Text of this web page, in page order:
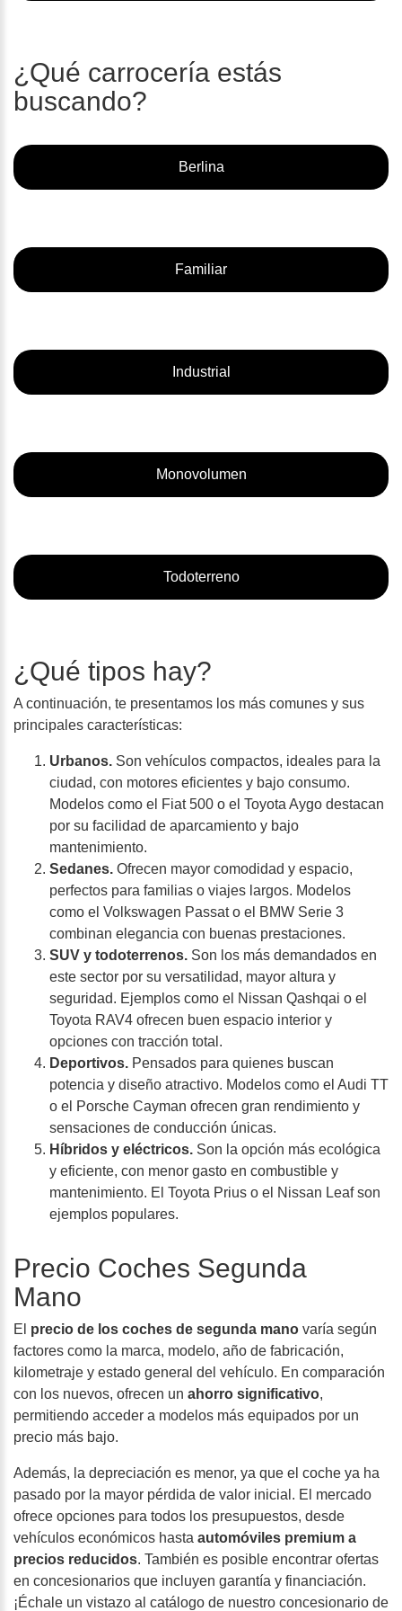
¿Qué carrocería estás
buscando?
Berlina
Familiar
Industrial
Monovolumen
Todoterreno
¿Qué tipos hay?
A continuación, te presentamos los más comunes y sus
principales características:
Urbanos. Son vehículos compactos, ideales para la
ciudad, con motores eficientes y bajo consumo.
Modelos como el Fiat 500 o el Toyota Aygo destacan
por su facilidad de aparcamiento y bajo
mantenimiento.
Sedanes. Ofrecen mayor comodidad y espacio,
perfectos para familias o viajes largos. Modelos
como el Volkswagen Passat o el BMW Serie 3
combinan elegancia con buenas prestaciones.
SUV y todoterrenos. Son los más demandados en
este sector por su versatilidad, mayor altura y
seguridad. Ejemplos como el Nissan Qashqai o el
Toyota RAV4 ofrecen buen espacio interior y
opciones con tracción total.
Deportivos. Pensados para quienes buscan
potencia y diseño atractivo. Modelos como el Audi TT
o el Porsche Cayman ofrecen gran rendimiento y
sensaciones de conducción únicas.
Híbridos y eléctricos. Son la opción más ecológica
y eficiente, con menor gasto en combustible y
mantenimiento. El Toyota Prius o el Nissan Leaf son
ejemplos populares.
Precio Coches Segunda
Mano
El precio de los coches de segunda mano varía según
factores como la marca, modelo, año de fabricación,
kilometraje y estado general del vehículo. En comparación
con los nuevos, ofrecen un ahorro significativo,
permitiendo acceder a modelos más equipados por un
precio más bajo.
Además, la depreciación es menor, ya que el coche ya ha
pasado por la mayor pérdida de valor inicial. El mercado
ofrece opciones para todos los presupuestos, desde
vehículos económicos hasta automóviles premium a
precios reducidos. También es posible encontrar ofertas
en concesionarios que incluyen garantía y financiación.
¡Échale un vistazo al catálogo de nuestro concesionario de